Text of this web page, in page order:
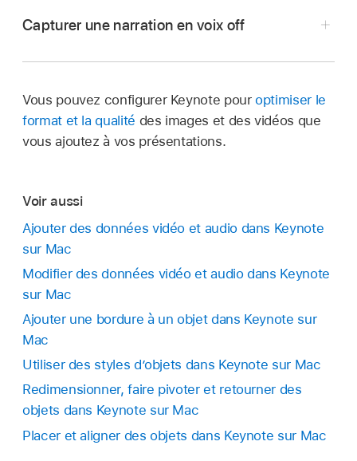
barre d’outils, puis choisissez « Enregistrer
contenu, vous pouvez insérer l’enregistrement
où vous souhaitez dans la présentation.
sur
.
Pour afficher un aperçu de votre
enregistrement, cliquez sur Aperçu.
Pour lire l’enregistrement à partir d’un moment
précis, placez votre curseur sur
l’enregistrement, balayez vers la gauche ou
vers la droite pour placer la ligne noire (ou
faites glisser la barre de défilement), puis
cliquez sur Aperçu.
Pour interrompre le contenu audio, cliquez sur
Pause.
Capturer une narration en voix off
Vous pouvez configurer Keynote pouroptimiser le
format et la qualité des images et des vidéos que
vous ajoutez à vos présentations.
Voir aussi
Ajouter des données vidéo et audio dans Keynote
sur Mac
Modifier des données vidéo et audio dans Keynote
sur Mac
Ajouter une bordure à un objet dans Keynote sur
Mac
Utiliser des styles d’objets dans Keynote sur Mac
Redimensionner, faire pivoter et retourner des
objets dans Keynote sur Mac
Placer et aligner des objets dans Keynote sur Mac